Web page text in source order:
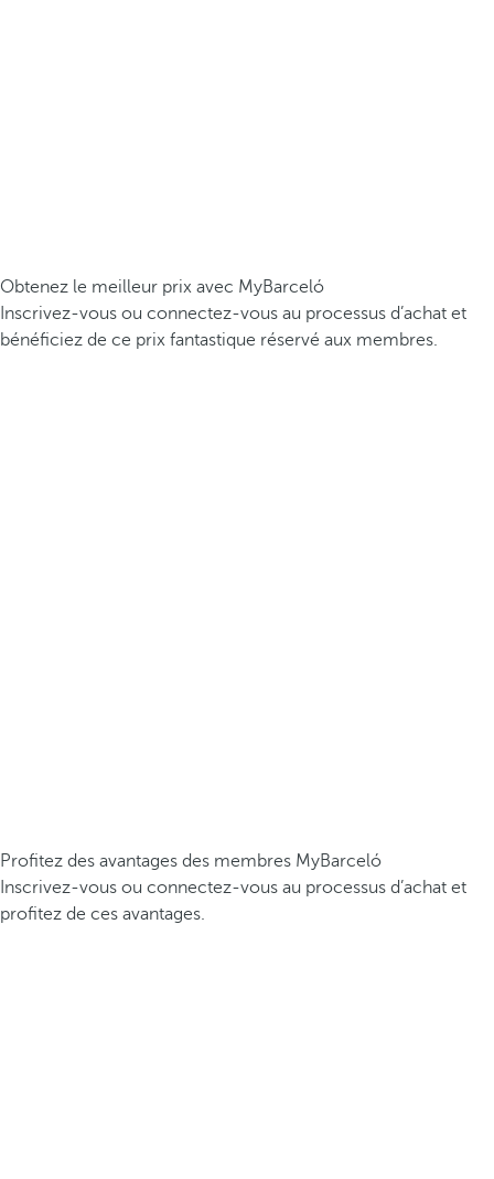
Obtenez le meilleur prix avec MyBarceló
Inscrivez-vous ou connectez-vous au processus d’achat et
bénéficiez de ce prix fantastique réservé aux membres.
Profitez des avantages des membres MyBarceló
Inscrivez-vous ou connectez-vous au processus d’achat et
profitez de ces avantages.